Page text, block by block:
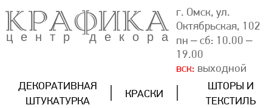
КРАФИКА
центр декора
г. Омск, ул.
Октябрьская, 102
пн – сб: 10.00 –
19.00
вск: выходной
ДЕКОРАТИВНАЯ
ШТУКАТУРКА
КРАСКИ
ШТОРЫ И
ТЕКСТИЛЬ